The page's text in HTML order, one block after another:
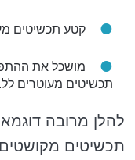
קטע תכשיטים
מושכל את
תכשיטים מעוטרים
להלן מרובה
תכשיטים